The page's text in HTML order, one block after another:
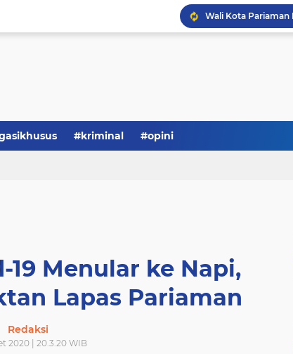
#kriminal #opini
Menular ke Napi,
Lapas Pariaman
Redaksi
2020 | 20.3.20 WIB